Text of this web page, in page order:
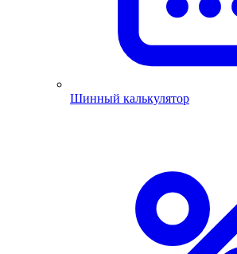
Шинный калькулятор